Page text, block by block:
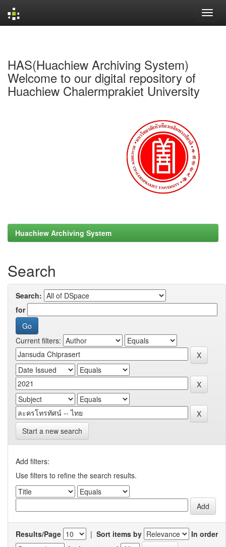
HAS(Huachiew Archiving System)
Welcome to our digital repository of
Huachiew Chalermprakiet University
Huachiew Archiving System
Search
Search:
for
Current filters:
Start a new search
Add filters:
Use filters to refine the search results.
Results/Page | Sort items by
In order